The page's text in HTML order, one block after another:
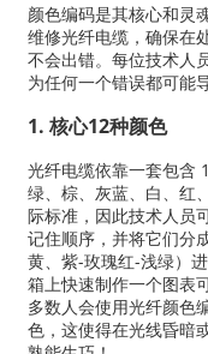
颜色编码是其核心和灵
维修光纤电缆，确保在
不会出错。每位技术人
为任何一个错误都可能
1. 核心12种颜色
光纤电缆依靠一套包含
绿、棕、灰蓝、白、红
际标准，因此技术人员
记住顺序，并将它们分
黄、紫-玫瑰红-浅绿）
箱上快速制作一个图表
多数人会使用光纤颜色
色，这使得在光线昏暗